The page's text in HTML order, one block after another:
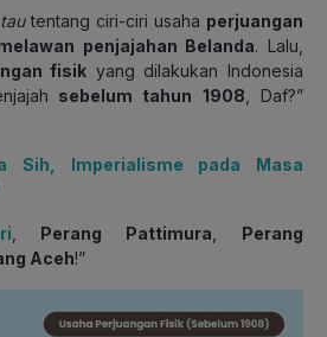
tautentang ciri-ciri usaha perjuangan
penjajahan Belanda. Lalu,
fisik yang dilakukan Indonesia
sebelum tahun 1908, Daf?”
Sih, Imperialisme pada Masa
, Perang Pattimura, Perang
Aceh!”